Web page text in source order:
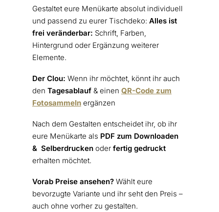
Gestaltet eure Menükarte absolut individuell
und passend zu eurer Tischdeko: Alles ist
frei veränderbar: Schrift, Farben,
Hintergrund oder Ergänzung weiterer
Elemente.
Der Clou: Wenn ihr möchtet, könnt ihr auch
den Tagesablauf& einen QR-Code zum
Fotosammelnergänzen
Nach dem Gestalten entscheidet ihr, ob ihr
eure Menükarte als PDF zum Downloaden
& Selberdruckenoder fertig gedruckt
erhalten möchtet.
Vorab Preise ansehen?Wählt eure
bevorzugte Variante und ihr seht den Preis –
auch ohne vorher zu gestalten.